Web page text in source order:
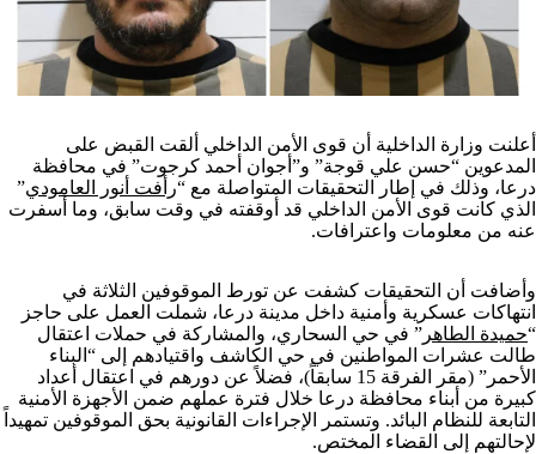
أعلنت وزارة الداخلية أن قوى الأمن الداخلي ألقت القبض على
المدعوين “حسن علي قوجة” و”أجوان أحمد كرجوت” في محافظة
درعا، وذلك في إطار التحقيقات المتواصلة مع “رأفت أنور العامودي”
الذي كانت قوى الأمن الداخلي قد أوقفته في وقت سابق، وما أسفرت
عنه من معلومات واعترافات.
وأضافت أن التحقيقات كشفت عن تورط الموقوفين الثلاثة في
انتهاكات عسكرية وأمنية داخل مدينة درعا، شملت العمل على حاجز
“حميدة الطاهر ” في حي السحاري، والمشاركة في حملات اعتقال
طالت عشرات المواطنين في حي الكاشف واقتيادهم إلى “البناء
الأحمر” (مقر الفرقة 15 سابقاً)، فضلاً عن دورهم في اعتقال أعداد
كبيرة من أبناء محافظة درعا خلال فترة عملهم ضمن الأجهزة الأمنية
التابعة للنظام البائد. وتستمر الإجراءات القانونية بحق الموقوفين تمهيداً
لإحالتهم إلى القضاء المختص.